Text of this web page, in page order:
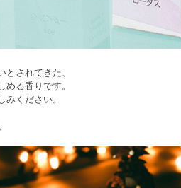
とされてきた、
る香りです。
ください。